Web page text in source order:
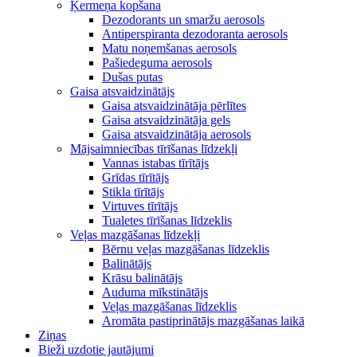
Ķermeņa kopšana
Dezodorants un smaržu aerosols
Antiperspiranta dezodoranta aerosols
Matu noņemšanas aerosols
Pašiedeguma aerosols
Dušas putas
Gaisa atsvaidzinātājs
Gaisa atsvaidzinātāja pērlītes
Gaisa atsvaidzinātāja gels
Gaisa atsvaidzinātāja aerosols
Mājsaimniecības tīrīšanas līdzekļi
Vannas istabas tīrītājs
Grīdas tīrītājs
Stikla tīrītājs
Virtuves tīrītājs
Tualetes tīrīšanas līdzeklis
Veļas mazgāšanas līdzekļi
Bērnu veļas mazgāšanas līdzeklis
Balinātājs
Krāsu balinātājs
Auduma mīkstinātājs
Veļas mazgāšanas līdzeklis
Aromāta pastiprinātājs mazgāšanas laikā
Ziņas
Bieži uzdotie jautājumi